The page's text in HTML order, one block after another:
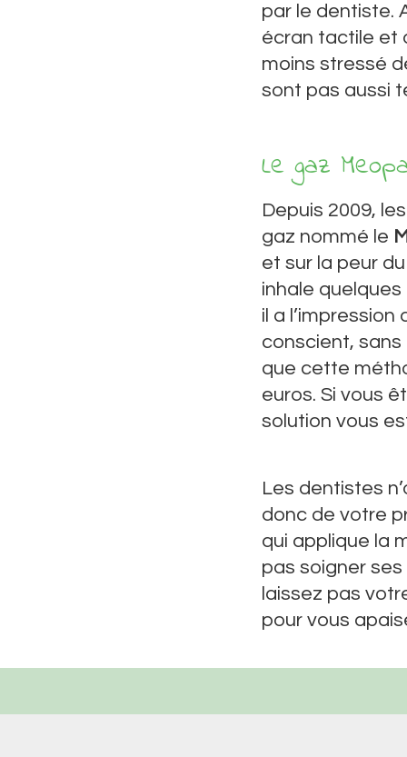
par le dentiste.
écran tactile et
moins stressé
sont pas aussi
Le gaz
Depuis 2009,
gaz nommé le
et sur la peur
inhale
il a l’impression
conscient,
que cette
euros. Si vous
solution vous
Les dentistes
donc de votre
qui applique la
pas soigner
laissez pas
pour vous